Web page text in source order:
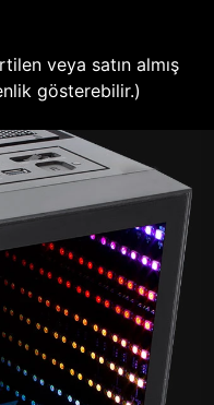
veya satın almış
gösterebilir.)